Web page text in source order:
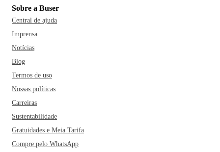
Sobre a Buser
Central de ajuda
Imprensa
Notícias
Blog
Termos de uso
Nossas políticas
Carreiras
Sustentabilidade
Gratuidades e Meia Tarifa
Compre pelo WhatsApp